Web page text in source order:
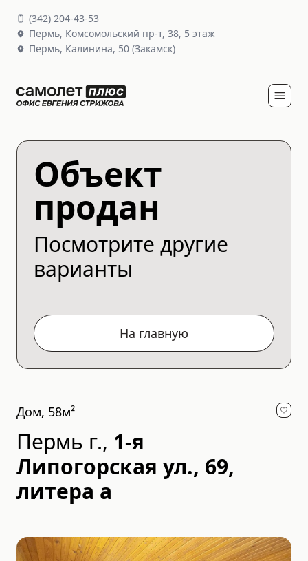
(342) 204-43-53
Пермь, Комсомольский пр-т, 38, 5 этаж
Пермь, Калинина, 50 (Закамск)
Объект
продан
Посмотрите другие
варианты
На главную
Дом, 58м²
Пермь г., 1-я
Липогорская ул., 69,
литера а